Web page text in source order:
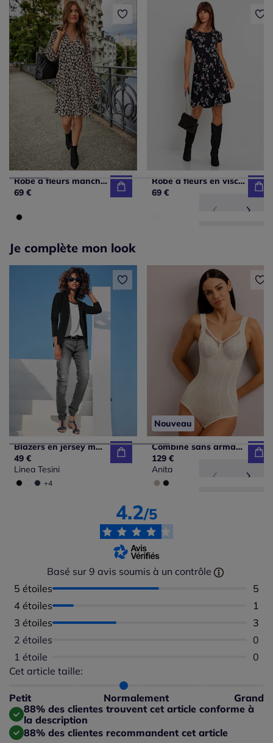
Robe à fleurs manches 3/4 en polyester recyclé
69 €
Robe à fleurs en viscose avec manches courtes
69 €
Je complète mon look
Blazers en jersey manches longues avec patte de boutonnage
49 €
Linea Tesini
+4
Nouveau
Combiné sans armatures bon. b, c, d, e
129 €
Anita
4.2/5
Basé sur 9 avis soumis à un contrôle
5 étoiles
5
4 étoiles
1
3 étoiles
3
2 étoiles
0
1 étoile
0
Cet article taille:
Petit Normalement Grand
Répartition du taillant selon les avis clients
Taille normalement : 67%
Taille petit : 22%
Taille grand : 11%
88% des clientes trouvent cet article conforme à
la description
88% des clientes recommandent cet article